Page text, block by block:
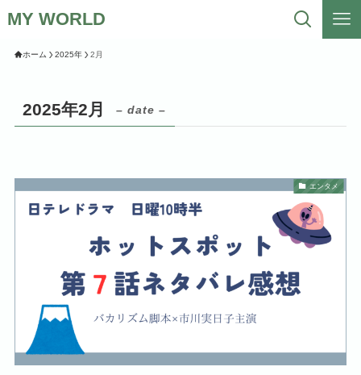
MY WORLD
ホーム 2025年 2月
2025年2月 – date –
エンタメ